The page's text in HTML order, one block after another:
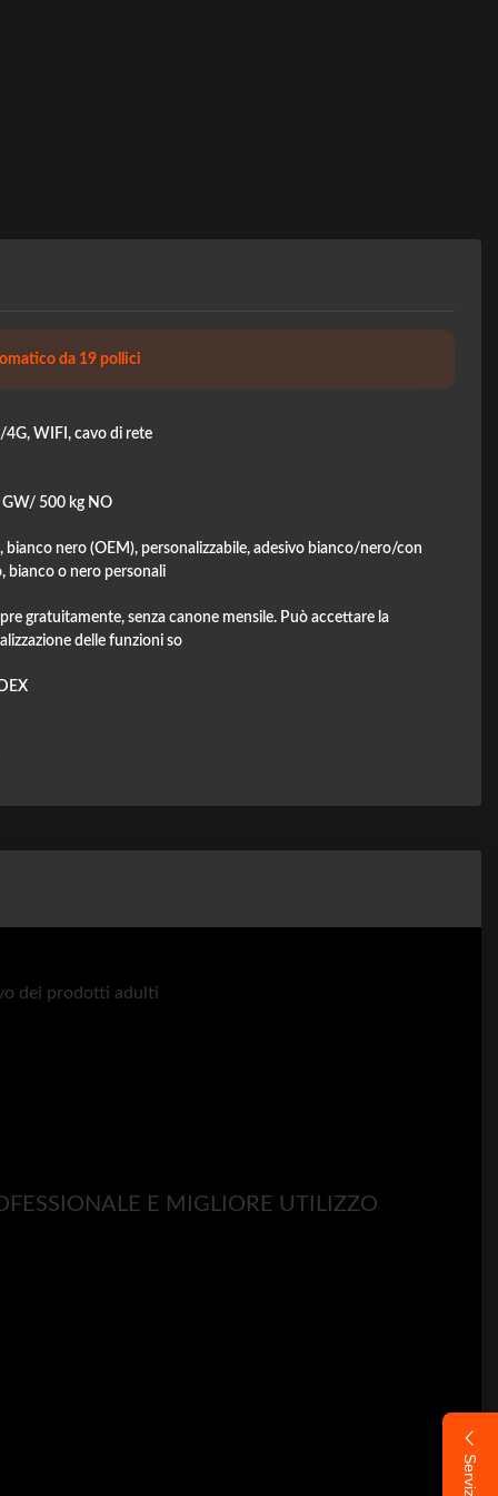
da 19 pollici
WIFI, cavo di rete
GW/ 500 kg NO
bianco nero (OEM), personalizzabile, adesivo bianco/nero/con
bianco o nero personali
gratuitamente, senza canone mensile. Può accettare la
delle funzioni so
dei prodotti adulti
E MIGLIORE UTILIZZO